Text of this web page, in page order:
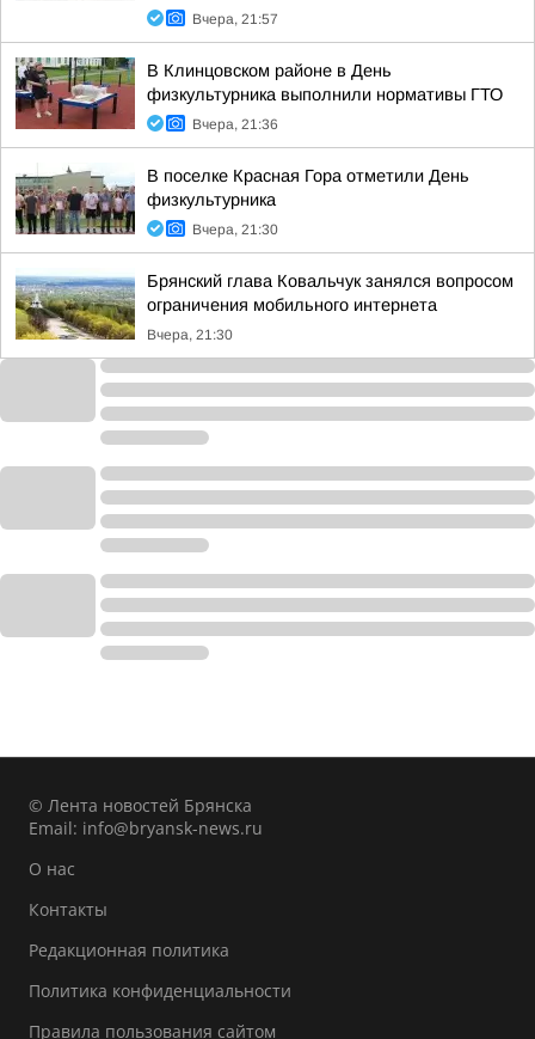
Вчера, 21:57
В Клинцовском районе в День
физкультурника выполнили нормативы ГТО
Вчера, 21:36
В поселке Красная Гора отметили День
физкультурника
Вчера, 21:30
Брянский глава Ковальчук занялся вопросом
ограничения мобильного интернета
Вчера, 21:30
© Лента новостей Брянска
Email: info@bryansk-news.ru
О нас
Контакты
Редакционная политика
Политика конфиденциальности
Правила пользования сайтом